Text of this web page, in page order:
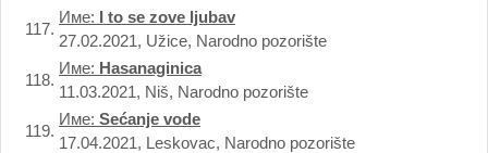
117.
Име: I to se zove ljubav
27.02.2021, Užice, Narodno pozorište
118.
Име: Hasanaginica
11.03.2021, Niš, Narodno pozorište
119.
Име: Sećanje vode
17.04.2021, Leskovac, Narodno pozorište